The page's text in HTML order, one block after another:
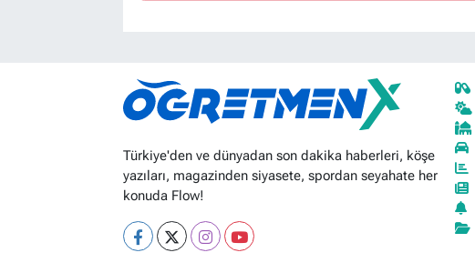
Türkiye'den ve dünyadan son dakika haberleri, köşe
yazıları, magazinden siyasete, spordan seyahate her
konuda Flow!